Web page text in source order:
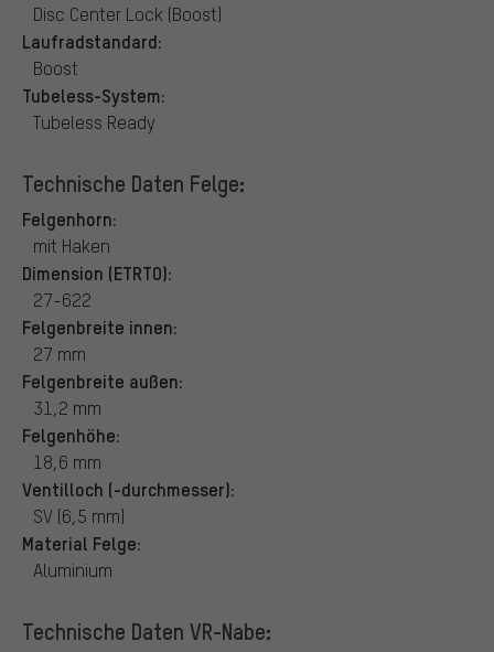
Disc Center Lock (Boost)
Laufradstandard:
Boost
Tubeless-System:
Tubeless Ready
Technische Daten Felge:
Felgenhorn:
mit Haken
Dimension (ETRTO):
27-622
Felgenbreite innen:
27 mm
Felgenbreite außen:
31,2 mm
Felgenhöhe:
18,6 mm
Ventilloch (-durchmesser):
SV (6,5 mm)
Material Felge:
Aluminium
Technische Daten VR-Nabe: